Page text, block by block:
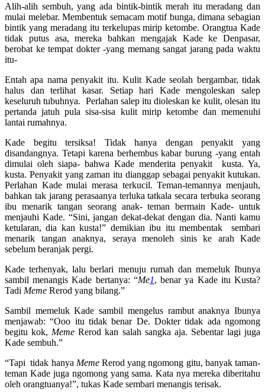
Alih-alih sembuh, yang ada bintik-bintik merah itu meradang dan
mulai melebar. Membentuk semacam motif bunga, dimana sebagian
bintik yang meradang itu terkelupas mirip ketombe. Orangtua Kade
tidak putus asa, mereka bahkan mengajak Kade ke Denpasar,
berobat ke tempat dokter -yang memang sangat jarang pada waktu
itu-
Entah apa nama penyakit itu. Kulit Kade seolah bergambar, tidak
halus dan terlihat kasar. Setiap hari Kade mengoleskan salep
keseluruh tubuhnya. Perlahan salep itu dioleskan ke kulit, olesan itu
pertanda jatuh pula sisa-sisa kulit mirip ketombe dan memenuhi
lantai rumahnya.
Kade begitu tersiksa! Tidak hanya dengan penyakit yang
disandangnya. Tetapi karena berhembus kabar burung -yang entah
dimulai oleh siapa- bahwa Kade menderita penyakit kusta. Ya,
kusta. Penyakit yang zaman itu dianggap sebagai penyakit kutukan.
Perlahan Kade mulai merasa terkucil. Teman-temannya menjauh,
bahkan tak jarang perasaanya terluka tatkala secara terbuka seorang
ibu menarik tangan seorang anak- teman bermain Kade- untuk
menjauhi Kade. “Sini, jangan dekat-dekat dengan dia. Nanti kamu
ketularan, dia kan kusta!” demikian ibu itu membentak sembari
menarik tangan anaknya, seraya menoleh sinis ke arah Kade
sebelum beranjak pergi.
Kade terhenyak, lalu berlari menuju rumah dan memeluk Ibunya
sambil menangis Kade bertanya: “Me1, benar ya Kade itu Kusta?
Tadi Meme Rerod yang bilang.”
Sambil memeluk Kade sambil mengelus rambut anaknya Ibunya
menjawab: “Ooo itu tidak benar De. Dokter tidak ada ngomong
begitu kok, Meme Rerod kan salah sangka aja. Sebentar lagi juga
Kade sembuh.”
“Tapi tidak hanya MemeRerod yang ngomong gitu, banyak taman-
teman Kade juga ngomong yang sama. Kata nya mereka diberitahu
oleh orangtuanya!”, tukas Kade sembari menangis terisak.